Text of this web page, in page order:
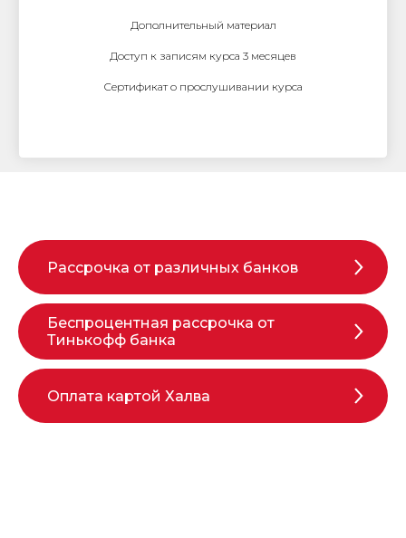
Дополнительный материал
Доступ к записям курса 3 месяцев
Сертификат о прослушивании курса
Рассрочка от различных банков
Беспроцентная рассрочка от
Тинькофф банка
Оплата картой Халва